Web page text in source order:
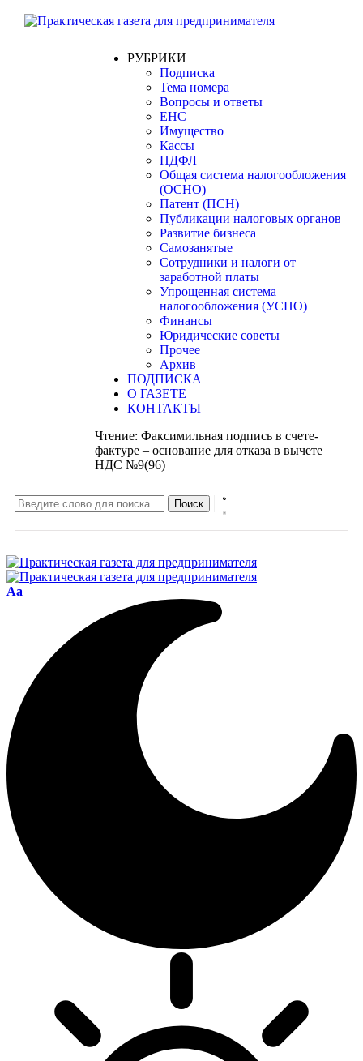
РУБРИКИ
Подписка
Тема номера
Вопросы и ответы
ЕНС
Имущество
Кассы
НДФЛ
Общая система налогообложения
(ОСНО)
Патент (ПСН)
Публикации налоговых органов
Развитие бизнеса
Самозанятые
Сотрудники и налоги от
заработной платы
Упрощенная система
налогообложения (УСНО)
Финансы
Юридические советы
Прочее
Архив
ПОДПИСКА
О ГАЗЕТЕ
КОНТАКТЫ
Чтение: Факсимильная подпись в счете-
фактуре – основание для отказа в вычете
НДС №9(96)
Aa